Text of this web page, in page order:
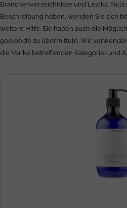
Branchenverzeichnisse und Lexika.
Beschreibung haben, wenden Sie sich
weitere Hilfe. Sie haben auch die
gooloo.de zu übermitteln. Wir
die Marke betreffenden Kategorie- und